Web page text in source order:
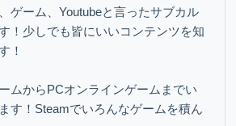
ゲーム、Youtubeと言ったサブカル
！少しでも皆にいいコンテンツを知
！
ムからPCオンラインゲームまでい
す！Steamでいろんなゲームを積ん